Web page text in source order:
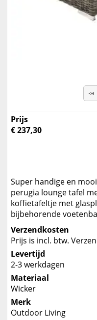
Prijs
€ 237,30
Super handige en
perugia lounge tafel
koffietafeltje met
bijbehorende
Verzendkosten
Prijs is incl. btw.
Levertijd
2-3 werkdagen
Materiaal
Wicker
Merk
Outdoor Living